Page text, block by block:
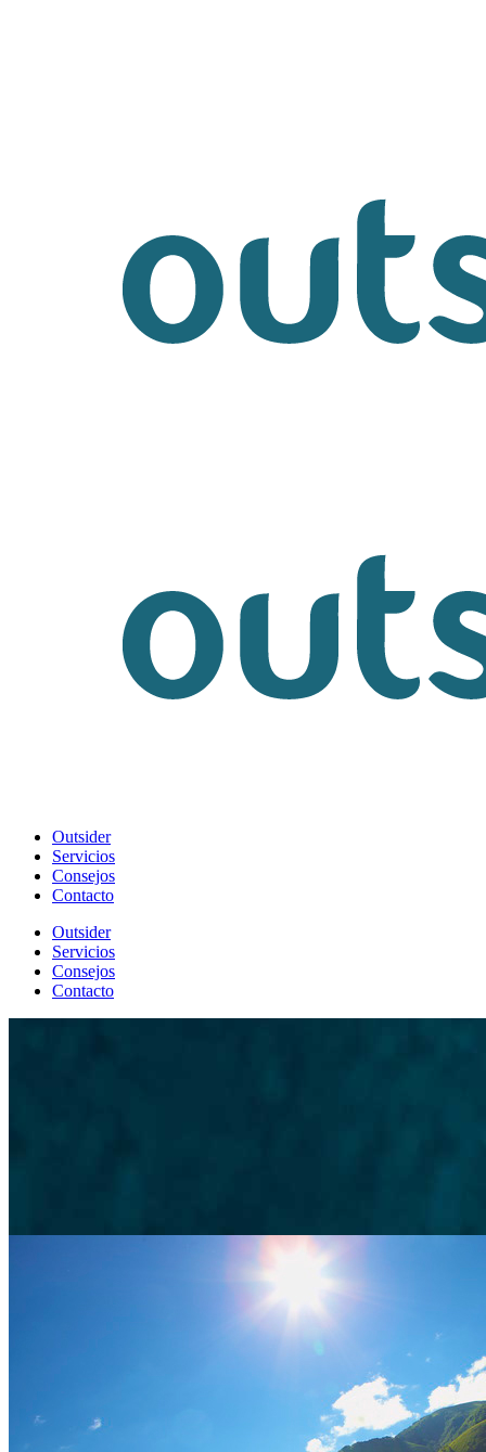
Outsider
Servicios
Consejos
Contacto
Outsider
Servicios
Consejos
Contacto